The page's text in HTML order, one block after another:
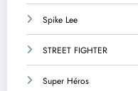
Spike Lee
STREET FIGHTER
Super Héros